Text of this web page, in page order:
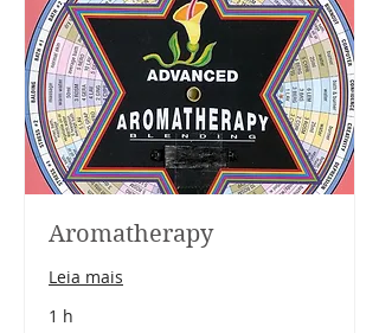
Aromatherapy
Leia mais
1 h